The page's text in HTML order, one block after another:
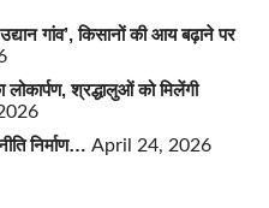
गांव’, किसानों की आय बढ़ाने पर
श्रद्धालुओं को मिलेंगी
निर्माण… April 24, 2026